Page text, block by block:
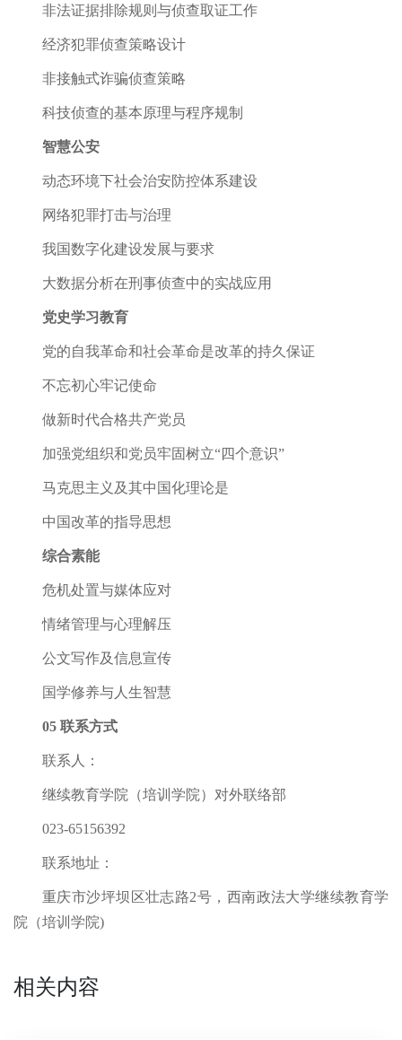
非法证据排除规则与侦查取证工作
经济犯罪侦查策略设计
非接触式诈骗侦查策略
科技侦查的基本原理与程序规制
智慧公安
动态环境下社会治安防控体系建设
网络犯罪打击与治理
我国数字化建设发展与要求
大数据分析在刑事侦查中的实战应用
党史学习教育
党的自我革命和社会革命是改革的持久保证
不忘初心牢记使命
做新时代合格共产党员
加强党组织和党员牢固树立“四个意识”
马克思主义及其中国化理论是
中国改革的指导思想
综合素能
危机处置与媒体应对
情绪管理与心理解压
公文写作及信息宣传
国学修养与人生智慧
05 联系方式
联系人：
继续教育学院（培训学院）对外联络部
023-65156392
联系地址：
重庆市沙坪坝区壮志路2号，西南政法大学继续教育学
院（培训学院)
相关内容